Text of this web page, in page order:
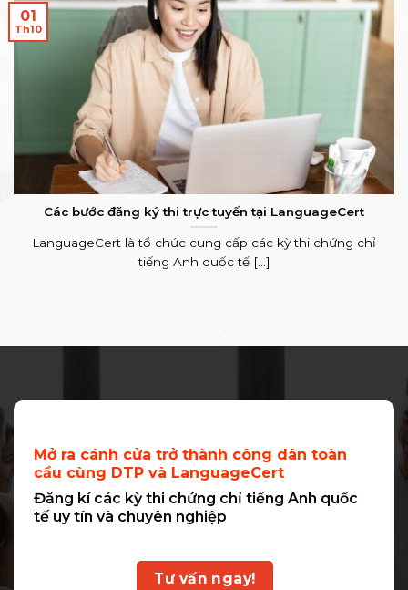
Các bước đăng ký thi trực tuyến tại LanguageCert
LanguageCert là tổ chức cung cấp các kỳ thi chứng chỉ
tiếng Anh quốc tế [...]
01
Th10
Mở ra cánh cửa trở thành công dân toàn
cầu cùng DTP và LanguageCert
Đăng kí các kỳ thi chứng chỉ tiếng Anh quốc
tế uy tín và chuyên nghiệp
Tư vấn ngay!